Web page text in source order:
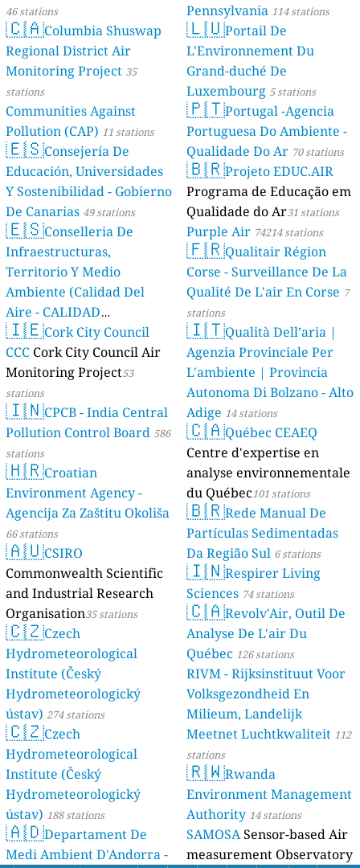
46 stations
🇨🇦Columbia Shuswap
Regional District Air
Monitoring Project 35
stations
Communities Against
Pollution (CAP) 11 stations
🇪🇸Consejería De
Educación, Universidades
Y Sostenibilidad - Gobierno
De Canarias 49 stations
🇪🇸Conselleria De
Infraestructuras,
Territorio Y Medio
Ambiente (Calidad Del
Aire - CALIDAD
AMBIENTAL) 23 stations
🇮🇪Cork City Council
CCC Cork City Council Air
Monitoring Project53
stations
🇮🇳CPCB - India Central
Pollution Control Board 586
stations
🇭🇷Croatian
Environment Agency -
Agencija Za Zaštitu Okoliša
66 stations
🇦🇺CSIRO
Commonwealth Scientific
and Industrial Research
Organisation35 stations
🇨🇿Czech
Hydrometeorological
Institute (Český
Hydrometeorologický
ústav) 274 stations
🇨🇿Czech
Hydrometeorological
Institute (Český
Hydrometeorologický
ústav) 188 stations
🇦🇩Departament De
Medi Ambient D'Andorra -
Pennsylvania 114 stations
🇱🇺Portail De
L'Environnement Du
Grand-duché De
Luxembourg 5 stations
🇵🇹Portugal -Agencia
Portuguesa Do Ambiente -
Qualidade Do Ar 70 stations
🇧🇷Projeto EDUC.AIR
Programa de Educação em
Qualidade do Ar31 stations
Purple Air 74214 stations
🇫🇷Qualitair Région
Corse - Surveillance De La
Qualité De L'air En Corse 7
stations
🇮🇹Qualità Dell’aria |
Agenzia Provinciale Per
L'ambiente | Provincia
Autonoma Di Bolzano - Alto
Adige 14 stations
🇨🇦Québec CEAEQ
Centre d'expertise en
analyse environnementale
du Québec101 stations
🇧🇷Rede Manual De
Partículas Sedimentadas
Da Região Sul 6 stations
🇮🇳Respirer Living
Sciences 74 stations
🇨🇦Revolv'Air, Outil De
Analyse De L'air Du
Québec 126 stations
RIVM - Rijksinstituut Voor
Volksgezondheid En
Milieum, Landelijk
Meetnet Luchtkwaliteit 112
stations
🇷🇼Rwanda
Environment Management
Authority 14 stations
SAMOSASensor-based Air
measurement Observatory